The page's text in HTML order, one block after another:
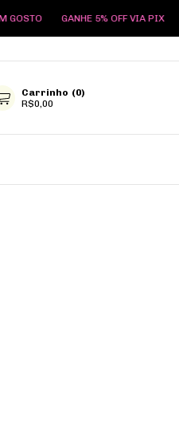
5% OFF VIA PIX PARA PESSOAS
Carrinho (0)
R$0,00